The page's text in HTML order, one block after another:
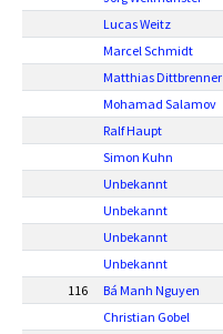
Lucas Weitz
Marcel Schmidt
Matthias Dittbrenner
Mohamad Salamov
Ralf Haupt
Simon Kuhn
Unbekannt
Unbekannt
Unbekannt
Unbekannt
116
Bá Manh Nguyen
Christian Gobel